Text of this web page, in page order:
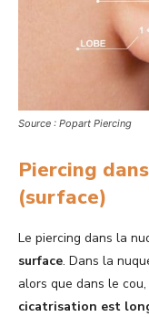
Source : Popart Piercing
Piercing
(surface)
Le piercing dans la
surface. Dans la
alors que dans le
cicatrisation est